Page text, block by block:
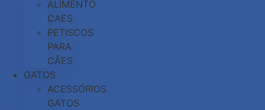
ALIMENTO
CAES
PETISCOS
PARA
CÃES
GATOS
ACESSÓRIOS
GATOS